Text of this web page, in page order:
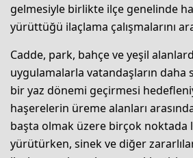
gelmesiyle birlikte ilçe genelinde
yürüttüğü ilaçlama çalışmalarını
Cadde, park, bahçe ve yeşil
uygulamalarla vatandaşların daha
bir yaz dönemi geçirmesi
haşerelerin üreme alanları
başta olmak üzere birçok noktada
yürütürken, sinek ve diğer